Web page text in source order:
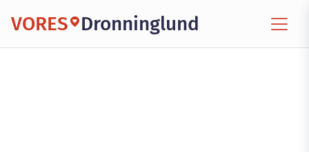
VORES Dronninglund